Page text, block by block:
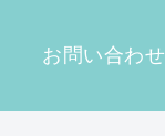
お問い合わせ